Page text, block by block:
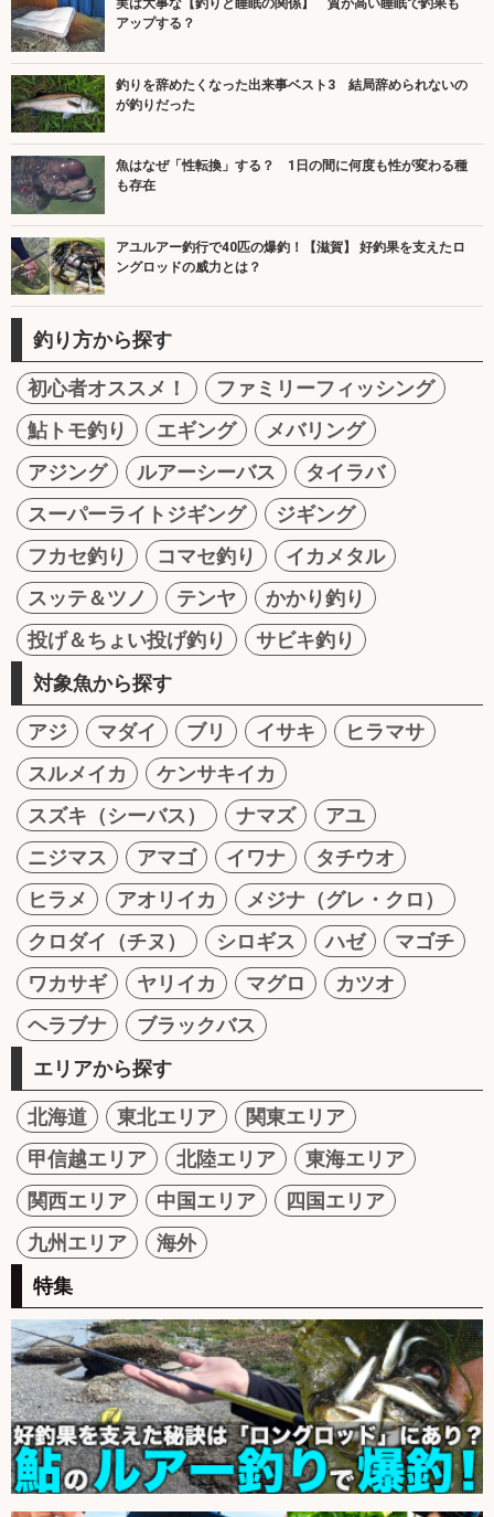
実は大事な【釣りと睡眠の関係】 質が高い睡眠で釣果も
アップする？
釣りを辞めたくなった出来事ベスト3 結局辞められないの
が釣りだった
魚はなぜ「性転換」する？ 1日の間に何度も性が変わる種
も存在
アユルアー釣行で40匹の爆釣！【滋賀】 好釣果を支えたロ
ングロッドの威力とは？
釣り方から探す
初心者オススメ！
ファミリーフィッシング
鮎トモ釣り
エギング
メバリング
アジング
ルアーシーバス
タイラバ
スーパーライトジギング
ジギング
フカセ釣り
コマセ釣り
イカメタル
スッテ＆ツノ
テンヤ
かかり釣り
投げ＆ちょい投げ釣り
サビキ釣り
対象魚から探す
アジ マダイ ブリ イサキ
ヒラマサ
スルメイカ
ケンサキイカ
スズキ（シーバス）
ナマズ
アユ
ニジマス
アマゴ イワナ
タチウオ
ヒラメ
アオリイカ
メジナ（グレ・クロ）
クロダイ（チヌ）
シロギス ハゼ
マゴチ
ワカサギ
ヤリイカ マグロ
カツオ
ヘラブナ
ブラックバス
エリアから探す
北海道 東北エリア
関東エリア
甲信越エリア
北陸エリア
東海エリア
関西エリア
中国エリア
四国エリア
九州エリア
海外
特集